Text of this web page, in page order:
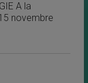
A la
novembre